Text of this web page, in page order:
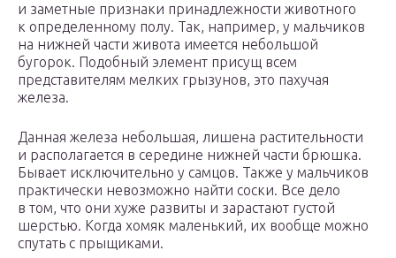
и заметные признаки принадлежности животного
к определенному полу. Так, например, у мальчиков
на нижней части живота имеется небольшой
бугорок. Подобный элемент присущ всем
представителям мелких грызунов, это пахучая
железа.
Данная железа небольшая, лишена растительности
и располагается в середине нижней части брюшка.
Бывает исключительно у самцов. Также у мальчиков
практически невозможно найти соски. Все дело
в том, что они хуже развиты и зарастают густой
шерстью. Когда хомяк маленький, их вообще можно
спутать с прыщиками.